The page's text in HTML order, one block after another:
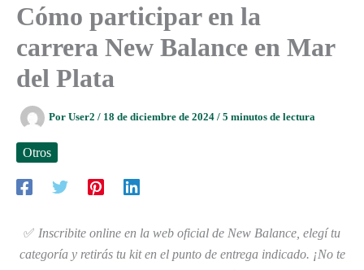
Cómo participar en la
carrera New Balance en Mar
del Plata
Por User2 / 18 de diciembre de 2024 / 5 minutos de lectura
Otros
✅ Inscribite online en la web oficial de New Balance, elegí tu
categoría y retirás tu kit en el punto de entrega indicado. ¡No te